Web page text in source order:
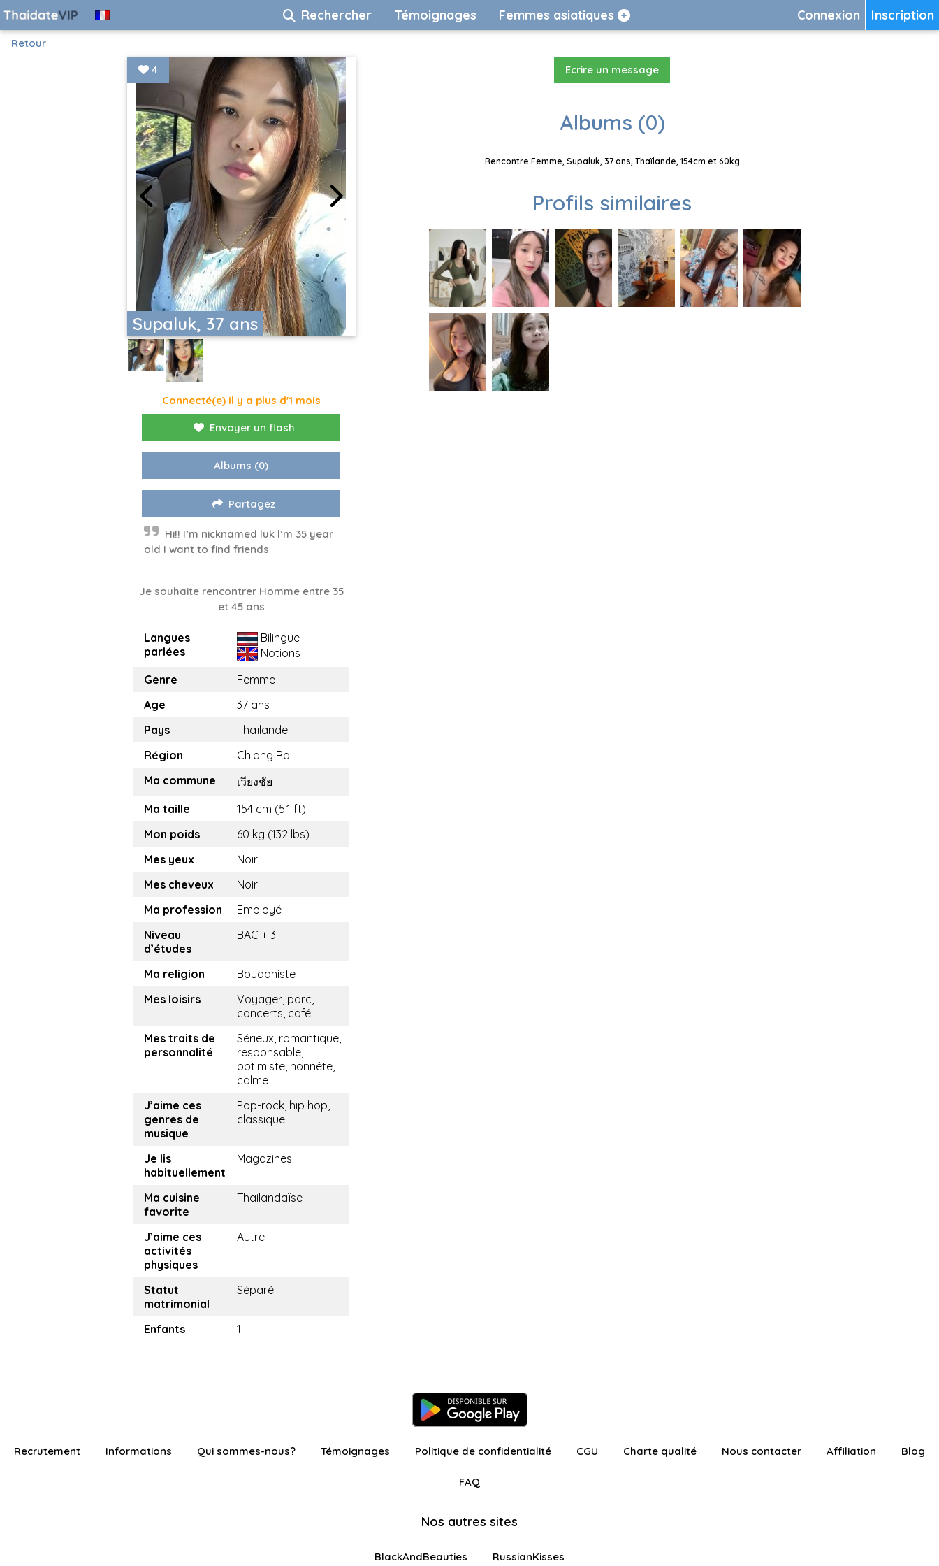
Inscription
Connexion
Rechercher Témoignages Femmes asiatiques
Retour
Supaluk, 37 ans
4
Connecté(e) il y a plus d'1 mois
Envoyer un flash
Albums (0)
Partagez
Hi!! I’m nicknamed luk l’m 35 year
old I want to find friends
Je souhaite rencontrer Homme entre 35
et 45 ans
Langues
parlées
Bilingue
Notions
Genre
Femme
Age
37 ans
Pays
Thaïlande
Région
Chiang Rai
Ma commune
เวียงชัย
Ma taille
154 cm (5.1 ft)
Mon poids
60 kg (132 lbs)
Mes yeux
Noir
Mes cheveux
Noir
Ma profession
Employé
Niveau
d’études
BAC + 3
Ma religion
Bouddhiste
Mes loisirs
Voyager, parc,
concerts, café
Mes traits de
personnalité
Sérieux, romantique,
responsable,
optimiste, honnête,
calme
J’aime ces
genres de
musique
Pop-rock, hip hop,
classique
Je lis
habituellement
Magazines
Ma cuisine
favorite
Thailandaïse
J’aime ces
activités
physiques
Autre
Statut
matrimonial
Séparé
Enfants 1
Ecrire un message
Albums (0)
Rencontre Femme, Supaluk, 37 ans, Thaïlande, 154cm et 60kg
Profils similaires
Recrutement Informations Qui sommes-nous? Témoignages Politique de confidentialité CGU Charte qualité Nous contacter Affiliation Blog
FAQ
Nos autres sites
BlackAndBeauties RussianKisses